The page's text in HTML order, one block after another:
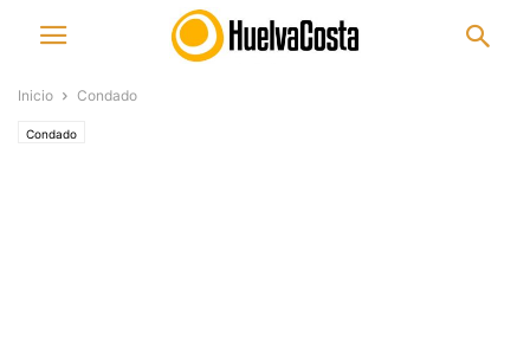
Inicio Condado
Condado